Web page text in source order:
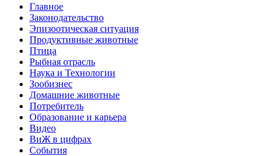
Главное
Законодательство
Эпизоотическая ситуация
Продуктивные животные
Птица
Рыбная отрасль
Наука и Технологии
Зообизнес
Домашние животные
Потребитель
Образование и карьера
Видео
ВиЖ в цифрах
События